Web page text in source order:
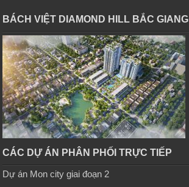
BÁCH VIỆT DIAMOND HILL BẮC GIANG
CÁC DỰ ÁN PHÂN PHỐI TRỰC TIẾP
Dự án Mon city giai đoạn 2